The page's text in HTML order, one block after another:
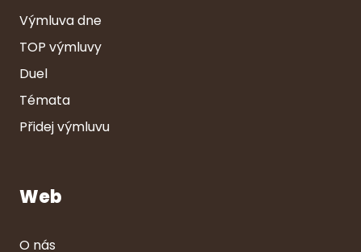
Výmluva dne
TOP výmluvy
Duel
Témata
Přidej výmluvu
Web
O nás